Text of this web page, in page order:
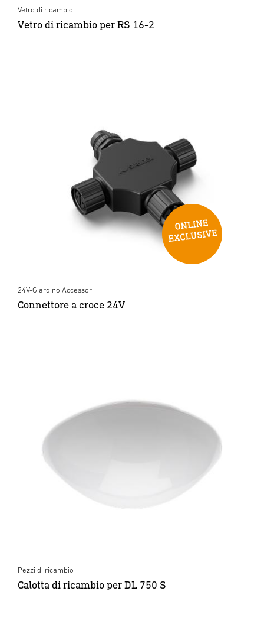
Vetro di ricambio
Vetro di ricambio per RS 16-2
24V-Giardino Accessori
Connettore a croce 24V
Pezzi di ricambio
Calotta di ricambio per DL 750 S